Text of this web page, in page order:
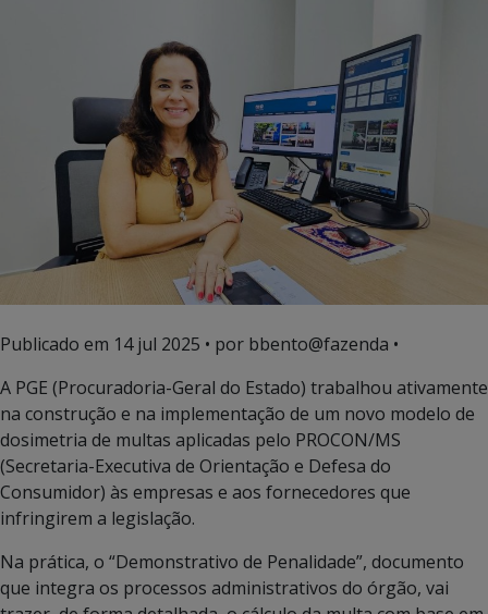
Publicado em 14 jul 2025 • por bbento@fazenda •
A PGE (Procuradoria-Geral do Estado) trabalhou ativamente
na construção e na implementação de um novo modelo de
dosimetria de multas aplicadas pelo PROCON/MS
(Secretaria-Executiva de Orientação e Defesa do
Consumidor) às empresas e aos fornecedores que
infringirem a legislação.
Na prática, o “Demonstrativo de Penalidade”, documento
que integra os processos administrativos do órgão, vai